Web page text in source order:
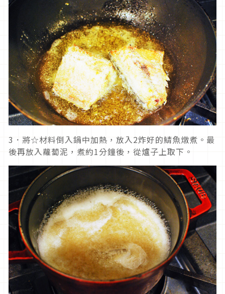
3．將☆材料倒入鍋中加熱，放入2炸好的鯖魚燉煮。最
後再放入蘿蔔泥，煮約1分鐘後，從爐子上取下。